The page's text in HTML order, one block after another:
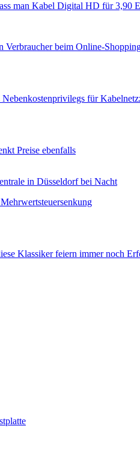
man Kabel Digital HD für 3,90
Verbraucher beim Online-
für
Preise ebenfalls
Klassiker feiern immer noch